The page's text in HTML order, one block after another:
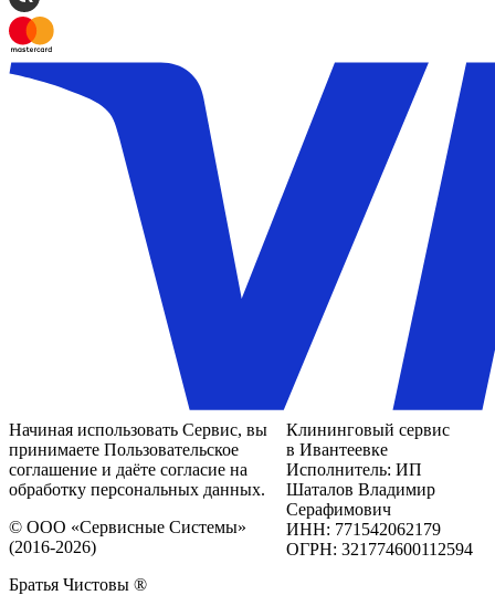
Начиная использовать Сервис, вы
принимаете Пользовательское
соглашение и даёте согласие на
обработку персональных данных.
© ООО «Сервисные Системы»
(2016-2026)
Братья Чистовы ®
Клининговый сервис
в Ивантеевке
Исполнитель: ИП
Шаталов Владимир
Серафимович
ИНН: 771542062179
ОГРН: 321774600112594